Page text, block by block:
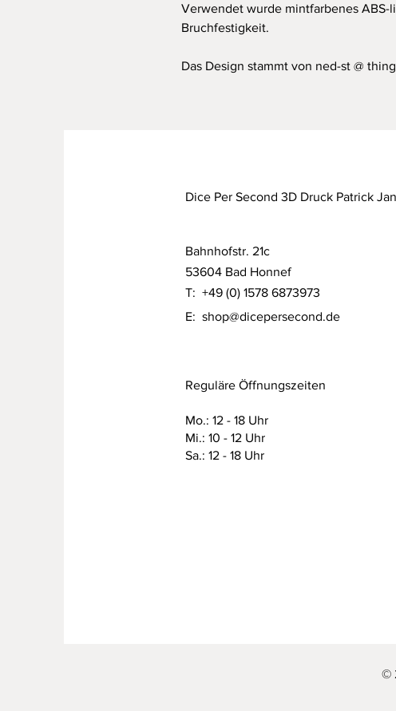
Verwendet wurde mintfarbenes ABS-
Bruchfestigkeit.
Das Design stammt von ned-st @
Dice Per Second 3D Druck Patrick
Bahnhofstr. 21c
53604 Bad Honnef
T: +49 (0) 1578 6873973
E: shop@dicepersecond.de
Reguläre Öffnungszeiten
Mo.: 12 - 18 Uhr
Mi.: 10 - 12 Uhr
Sa.: 12 - 18 Uhr
©